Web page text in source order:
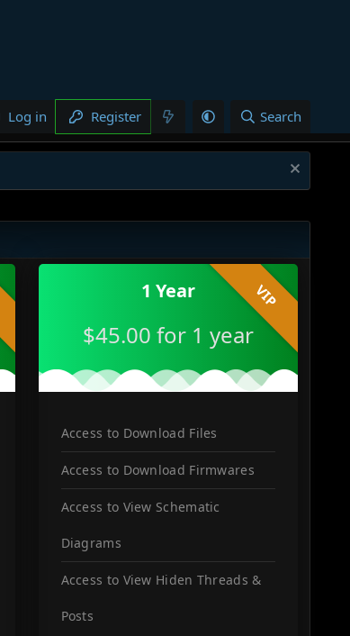
Log in Register Search
VIP
1 Year
$45.00 for 1 year
Access to Download Files
Access to Download Firmwares
Access to View Schematic
Diagrams
Access to View Hiden Threads &
Posts